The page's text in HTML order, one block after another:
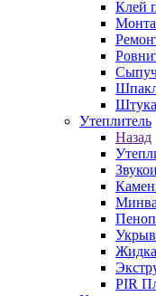
Клей
Утеплитель
Назад
PIR